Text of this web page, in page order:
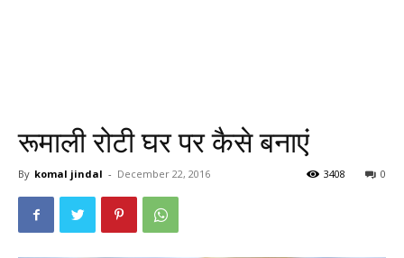
रूमाली रोटी घर पर कैसे बनाएं
By komal jindal - December 22, 2016 0
3408